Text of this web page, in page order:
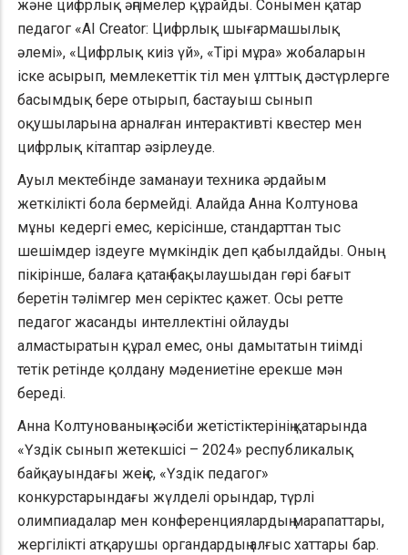
және цифрлық әңгімелер құрайды. Сонымен қатар
педагог «AI Creator: Цифрлық шығармашылық
әлемі», «Цифрлық киіз үй», «Тірі мұра» жобаларын
іске асырып, мемлекеттік тіл мен ұлттық дәстүрлерге
басымдық бере отырып, бастауыш сынып
оқушыларына арналған интерактивті квестер мен
цифрлық кітаптар әзірлеуде.
Ауыл мектебінде заманауи техника әрдайым
жеткілікті бола бермейді. Алайда Анна Колтунова
мұны кедергі емес, керісінше, стандарттан тыс
шешімдер іздеуге мүмкіндік деп қабылдайды. Оның
пікірінше, балаға қатаң бақылаушыдан гөрі бағыт
беретін тәлімгер мен серіктес қажет. Осы ретте
педагог жасанды интеллектіні ойлауды
алмастыратын құрал емес, оны дамытатын тиімді
тетік ретінде қолдану мәдениетіне ерекше мән
береді.
Анна Колтунованың кәсіби жетістіктерінің қатарында
«Үздік сынып жетекшісі – 2024» республикалық
байқауындағы жеңіс, «Үздік педагог»
конкурстарындағы жүлделі орындар, түрлі
олимпиадалар мен конференциялардың марапаттары,
жергілікті атқарушы органдардың алғыс хаттары бар.